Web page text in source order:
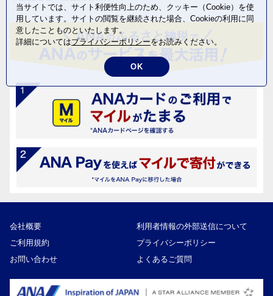
会社概要
利用者情報の外部送信について
ご利用規約
プライバシーポリシー
お問い合わせ
よくあるご質問
当サイトでは、サイト利便性向上のため、クッキー（Cookie）を使
用しています。サイトの閲覧を継続された場合、Cookieの利用に同
意したことものといたします。
詳細についてはプライバシーポリシーをお読みください。
OK